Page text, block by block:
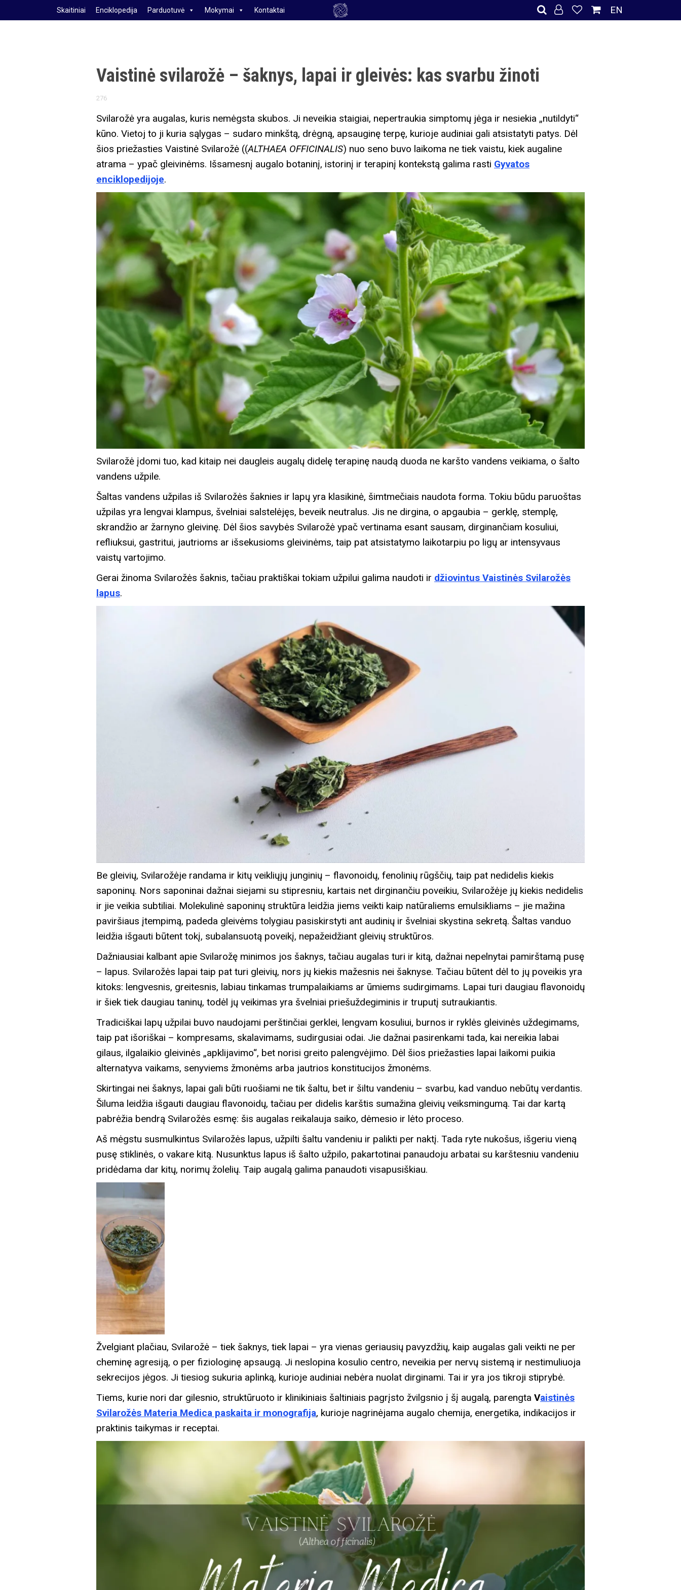
k
Skaitiniai Enciklopedija Parduotuvė Mokymai Kontaktai EN
Vaistinė svilarožė – šaknys, lapai ir gleivės: kas svarbu žinoti
276
Svilarožė yra augalas, kuris nemėgsta skubos. Ji neveikia staigiai, nepertraukia simptomų jėga ir nesiekia „nutildyti“
kūno. Vietoj to ji kuria sąlygas – sudaro minkštą, drėgną, apsauginę terpę, kurioje audiniai gali atsistatyti patys. Dėl
šios priežasties Vaistinė Svilarožė ((ALTHAEA OFFICINALIS) nuo seno buvo laikoma ne tiek vaistu, kiek augaline
atrama – ypač gleivinėms. Išsamesnį augalo botaninį, istorinį ir terapinį kontekstą galima rasti Gyvatos
enciklopedijoje.
Svilarožė įdomi tuo, kad kitaip nei daugleis augalų didelę terapinę naudą duoda ne karšto vandens veikiama, o šalto
vandens užpile.
Šaltas vandens užpilas iš Svilarožės šaknies ir lapų yra klasikinė, šimtmečiais naudota forma. Tokiu būdu paruoštas
užpilas yra lengvai klampus, švelniai salstelėjęs, beveik neutralus. Jis ne dirgina, o apgaubia – gerklę, stemplę,
skrandžio ar žarnyno gleivinę. Dėl šios savybės Svilarožė ypač vertinama esant sausam, dirginančiam kosuliui,
refliuksui, gastritui, jautrioms ar išsekusioms gleivinėms, taip pat atsistatymo laikotarpiu po ligų ar intensyvaus
vaistų vartojimo.
Gerai žinoma Svilarožės šaknis, tačiau praktiškai tokiam užpilui galima naudoti ir džiovintus Vaistinės Svilarožės
lapus.
Be gleivių, Svilarožėje randama ir kitų veikliųjų junginių – flavonoidų, fenolinių rūgščių, taip pat nedidelis kiekis
saponinų. Nors saponinai dažnai siejami su stipresniu, kartais net dirginančiu poveikiu, Svilarožėje jų kiekis nedidelis
ir jie veikia subtiliai. Molekulinė saponinų struktūra leidžia jiems veikti kaip natūraliems emulsikliams – jie mažina
paviršiaus įtempimą, padeda gleivėms tolygiau pasiskirstyti ant audinių ir švelniai skystina sekretą. Šaltas vanduo
leidžia išgauti būtent tokį, subalansuotą poveikį, nepažeidžiant gleivių struktūros.
Dažniausiai kalbant apie Svilarožę minimos jos šaknys, tačiau augalas turi ir kitą, dažnai nepelnytai pamirštamą pusę
– lapus. Svilarožės lapai taip pat turi gleivių, nors jų kiekis mažesnis nei šaknyse. Tačiau būtent dėl to jų poveikis yra
kitoks: lengvesnis, greitesnis, labiau tinkamas trumpalaikiams ar ūmiems sudirgimams. Lapai turi daugiau flavonoidų
ir šiek tiek daugiau taninų, todėl jų veikimas yra švelniai priešuždegiminis ir truputį sutraukiantis.
Tradiciškai lapų užpilai buvo naudojami perštinčiai gerklei, lengvam kosuliui, burnos ir ryklės gleivinės uždegimams,
taip pat išoriškai – kompresams, skalavimams, sudirgusiai odai. Jie dažnai pasirenkami tada, kai nereikia labai
gilaus, ilgalaikio gleivinės „apklijavimo“, bet norisi greito palengvėjimo. Dėl šios priežasties lapai laikomi puikia
alternatyva vaikams, senyviems žmonėms arba jautrios konstitucijos žmonėms.
Skirtingai nei šaknys, lapai gali būti ruošiami ne tik šaltu, bet ir šiltu vandeniu – svarbu, kad vanduo nebūtų verdantis.
Šiluma leidžia išgauti daugiau flavonoidų, tačiau per didelis karštis sumažina gleivių veiksmingumą. Tai dar kartą
pabrėžia bendrą Svilarožės esmę: šis augalas reikalauja saiko, dėmesio ir lėto proceso.
Aš mėgstu susmulkintus Svilarožės lapus, užpilti šaltu vandeniu ir palikti per naktį. Tada ryte nukošus, išgeriu vieną
pusę stiklinės, o vakare kitą. Nusunktus lapus iš šalto užpilo, pakartotinai panaudoju arbatai su karštesniu vandeniu
pridėdama dar kitų, norimų žolelių. Taip augalą galima panaudoti visapusiškiau.
Žvelgiant plačiau, Svilarožė – tiek šaknys, tiek lapai – yra vienas geriausių pavyzdžių, kaip augalas gali veikti ne per
cheminę agresiją, o per fiziologinę apsaugą. Ji neslopina kosulio centro, neveikia per nervų sistemą ir nestimuliuoja
sekrecijos jėgos. Ji tiesiog sukuria aplinką, kurioje audiniai nebėra nuolat dirginami. Tai ir yra jos tikroji stiprybė.
Tiems, kurie nori dar gilesnio, struktūruoto ir klinikiniais šaltiniais pagrįsto žvilgsnio į šį augalą, parengta Vaistinės
Svilarožės Materia Medica paskaita ir monografija, kurioje nagrinėjama augalo chemija, energetika, indikacijos ir
praktinis taikymas ir receptai.